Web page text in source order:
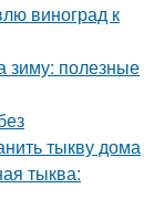
виноград к
зиму: полезные
тыкву дома
тыква: